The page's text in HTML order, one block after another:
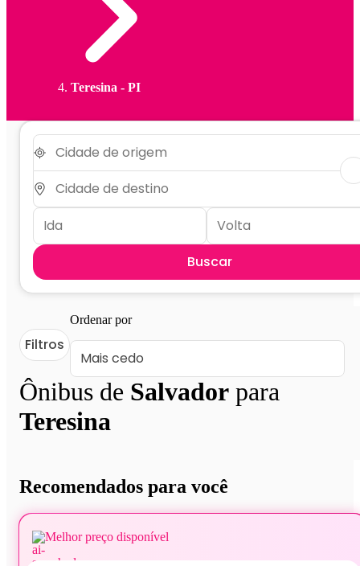
Teresina - PI
Buscar
Ônibus de Salvador para
Teresina
Filtros
Ordenar por
Recomendados para você
Melhor preço disponível